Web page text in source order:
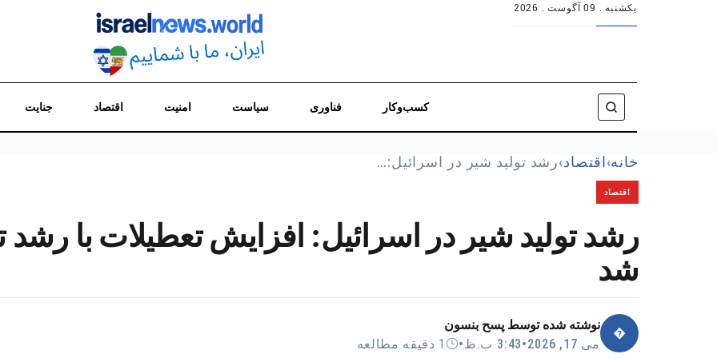
یکشنبه . 09 آگوست . 2026
کسب‌وکار فناوری سیاست امنیت اقتصاد جنایت
خانه›اقتصاد›رشد تولید شیر در اسرائیل:…
اقتصاد
رشد تولید شیر در اسرائیل: افزایش تعطیلات با رشد
شد
�
نوشته شده توسط پسح بنسون
می 17, 2026
•3:43 ب.ظ • 1 دقیقه مطالعه